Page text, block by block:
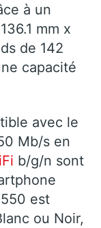
à un
mm x
de 142
capacité
avec le
Mb/s en
b/g/n sont
est
ou Noir,